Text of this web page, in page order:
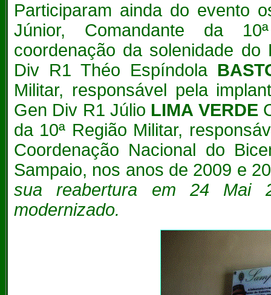
Participaram ainda do evento
Júnior, Comandante da
coordenação da solenidade
Div R1 Théo Espíndola
Militar, responsável pela
Gen Div R1 Júlio LIMA VERDE
da 10ª Região Militar,
Coordenação Nacional do
Sampaio, nos anos de 2009 e
sua reabertura em 24 Mai
modernizado.